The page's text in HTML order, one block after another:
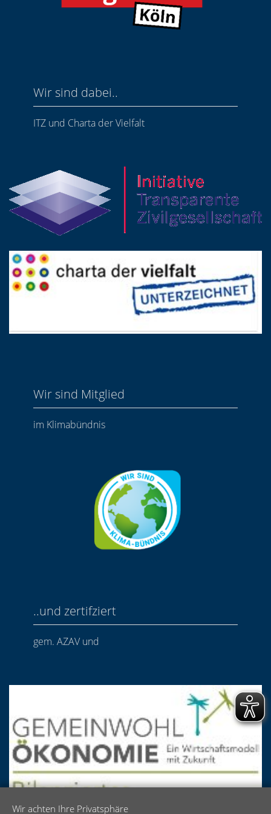
Wir achten Ihre Privatsphäre
Wir sind dabei..
ITZ und Charta der Vielfalt
Wir sind Mitglied
im Klimabündnis
..und zertifziert
gem. AZAV und